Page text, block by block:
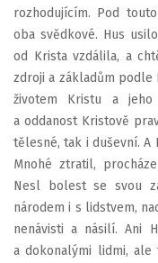
rozhodujícím. Pod
oba svědkové. Hus
od Krista vzdálila, a
zdroji a základům podle
životem Kristu a
a oddanost Kristově
tělesné, tak i duševní. A
Mnohé ztratil,
Nesl bolest se svou
národem i s lidstvem,
nenávisti a násilí. Ani
a dokonalými lidmi, ale